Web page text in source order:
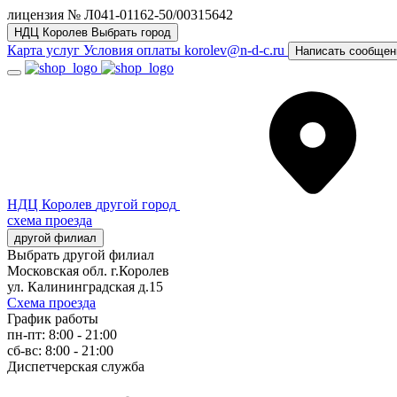
лицензия № Л041-01162-50/00315642
НДЦ Королев Выбрать город
Карта услуг Условия оплаты korolev@n-d-c.ru Написать
НДЦ Королев другой город
схема проезда
другой филиал
Выбрать другой филиал
Московская обл. г.Королев
ул. Калининградская д.15
Схема проезда
График работы
пн-пт: 8:00 - 21:00
сб-вс: 8:00 - 21:00
Диспетчерская служба